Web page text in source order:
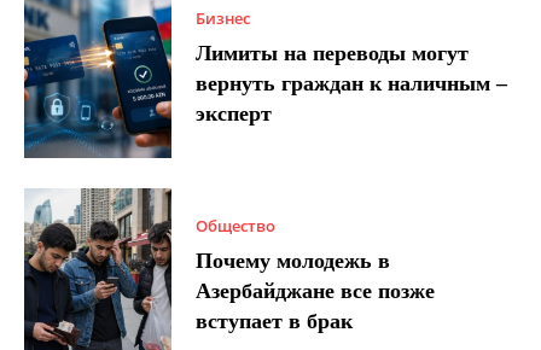
Бизнес
Лимиты на переводы могут
вернуть граждан к наличным –
эксперт
Общество
Почему молодежь в
Азербайджане все позже
вступает в брак